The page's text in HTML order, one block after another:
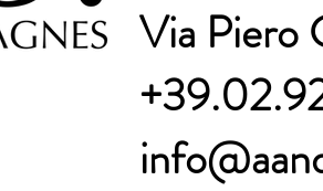
Via Piero